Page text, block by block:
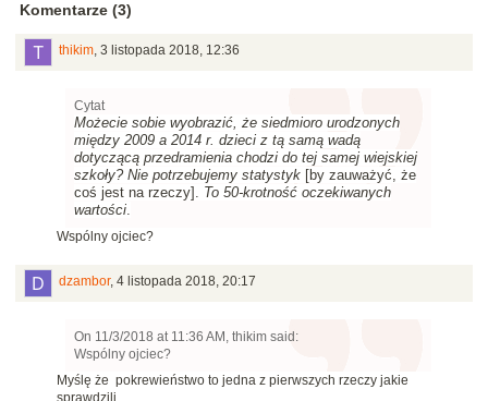
Komentarze (3)
thikim, 3 listopada 2018, 12:36
Cytat
Możecie sobie wyobrazić, że siedmioro urodzonych
między 2009 a 2014 r. dzieci z tą samą wadą
dotyczącą przedramienia chodzi do tej samej wiejskiej
szkoły? Nie potrzebujemy statystyk [by zauważyć, że
coś jest na rzeczy]. To 50-krotność oczekiwanych
wartości.
Wspólny ojciec?
dzambor, 4 listopada 2018, 20:17
On 11/3/2018 at 11:36 AM, thikim said:
Wspólny ojciec?
Myślę że pokrewieństwo to jedna z pierwszych rzeczy jakie